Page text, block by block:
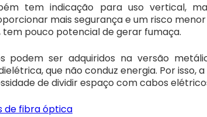
tem indicação para uso vertical,
mais segurança e um risco
tem pouco potencial de gerar fumaça.
podem ser adquiridos na versão
que não conduz energia. Por isso,
de dividir espaço com cabos
de fibra óptica